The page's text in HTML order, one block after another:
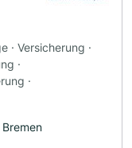
· Versicherung ·
·
·